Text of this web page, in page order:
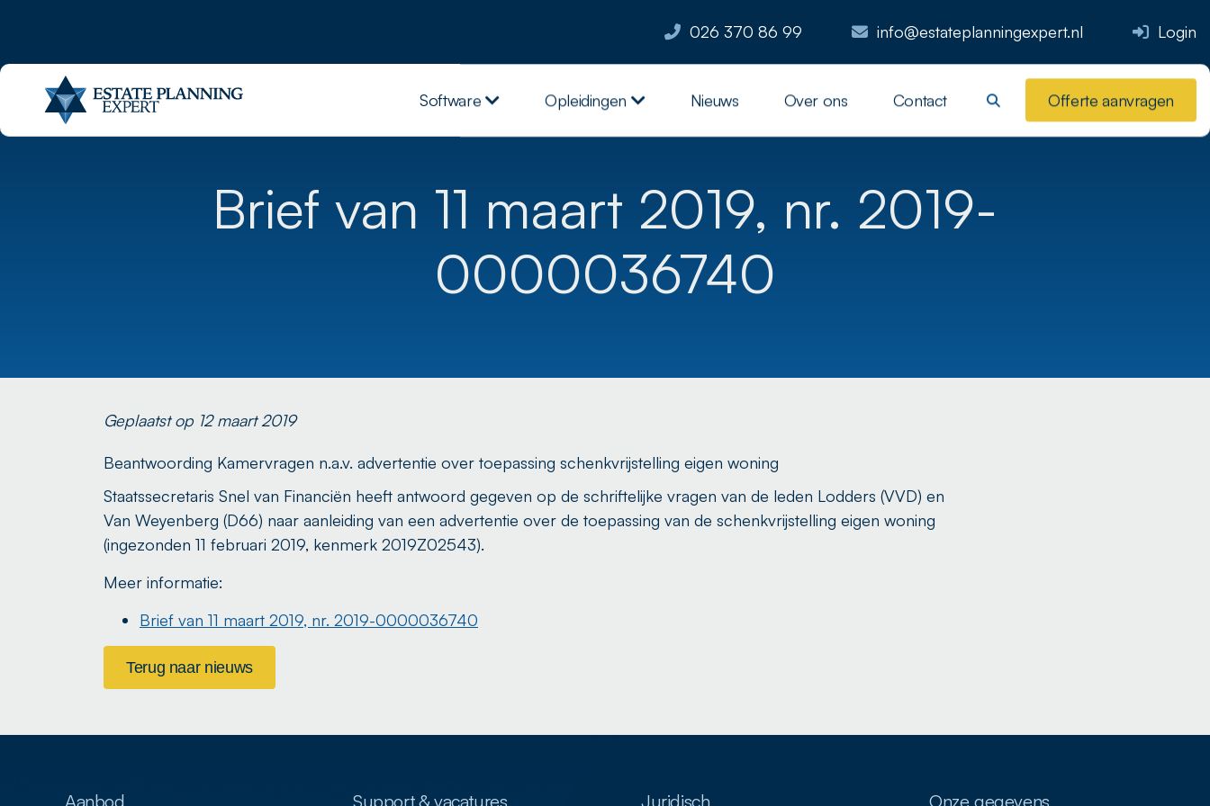
Software Opleidingen Nieuws Over ons Contact Offerte aanvragen
026 370 86 99 info@estateplanningexpert.nl Login
Brief van 11 maart 2019, nr. 2019-
0000036740
Geplaatst op 12 maart 2019
Beantwoording Kamervragen n.a.v. advertentie over toepassing schenkvrijstelling eigen woning
Staatssecretaris Snel van Financiën heeft antwoord gegeven op de schriftelijke vragen van de leden Lodders (VVD) en
Van Weyenberg (D66) naar aanleiding van een advertentie over de toepassing van de schenkvrijstelling eigen woning
(ingezonden 11 februari 2019, kenmerk 2019Z02543).
Meer informatie:
Brief van 11 maart 2019, nr. 2019-0000036740
Terug naar nieuws
Aanbod Support & vacatures Juridisch Onze gegevens